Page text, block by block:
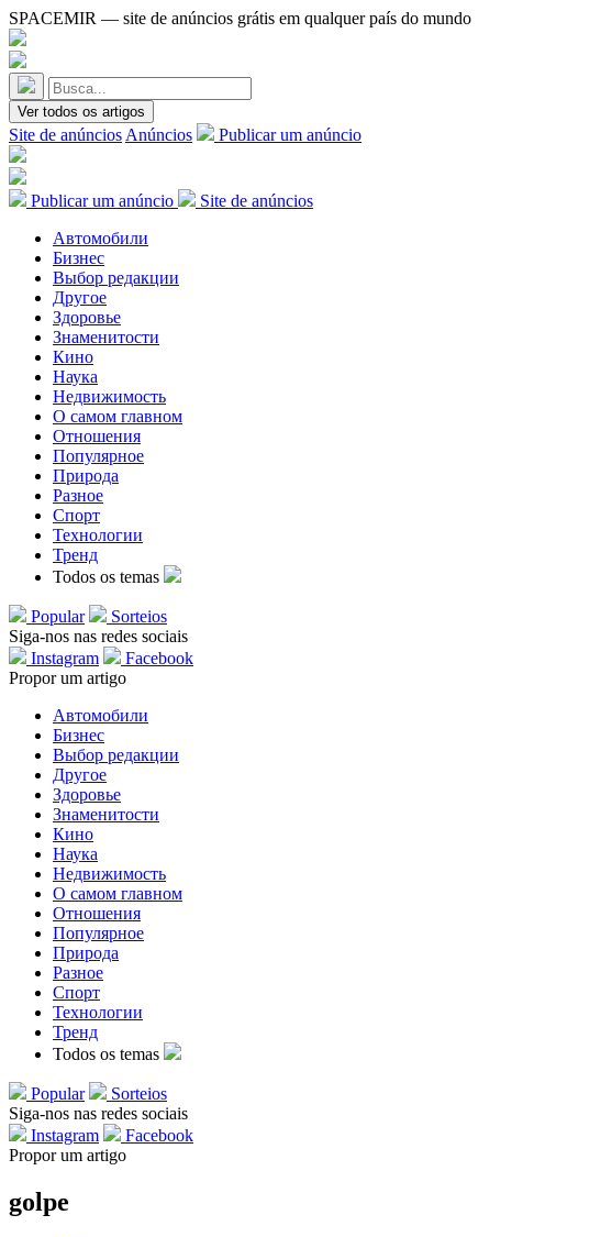
SPACEMIR — site de anúncios grátis em qualquer país do mundo
Ver todos os artigos
Site de anúncios Anúncios Publicar um anúncio
Publicar um anúncio
Site de anúncios
Автомобили
Бизнес
Выбор редакции
Другое
Здоровье
Знаменитости
Кино
Наука
Недвижимость
О самом главном
Отношения
Популярное
Природа
Разное
Спорт
Технологии
Тренд
Todos os temas
Popular
Sorteios
Siga-nos nas redes sociais
Instagram
Facebook
Propor um artigo
Автомобили
Бизнес
Выбор редакции
Другое
Здоровье
Знаменитости
Кино
Наука
Недвижимость
О самом главном
Отношения
Популярное
Природа
Разное
Спорт
Технологии
Тренд
Todos os temas
Popular
Sorteios
Siga-nos nas redes sociais
Instagram
Facebook
Propor um artigo
golpe